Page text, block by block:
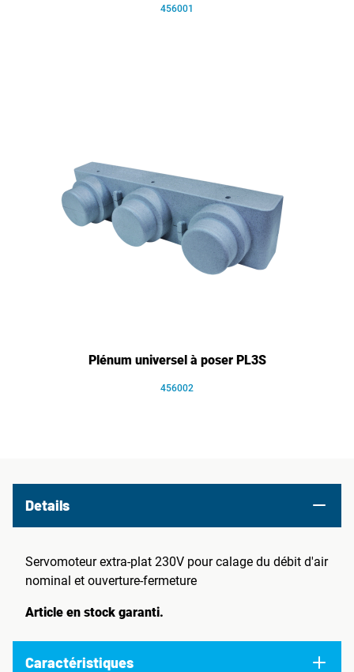
456001
Plénum universel à poser PL3S
456002
Details
Servomoteur extra-plat 230V pour calage du débit d'air
nominal et ouverture-fermeture
Article en stock garanti.
Caractéristiques